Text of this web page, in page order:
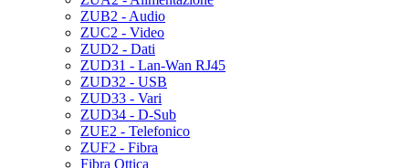
ZUB2 - Audio
ZUC2 - Video
ZUD2 - Dati
ZUD31 - Lan-Wan RJ45
ZUD32 - USB
ZUD33 - Vari
ZUD34 - D-Sub
ZUE2 - Telefonico
ZUF2 - Fibra
Fibra Ottica